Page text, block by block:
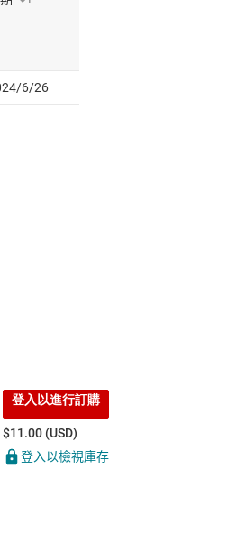
登入以進行訂購
$11.00 (USD)
登入以檢視庫存